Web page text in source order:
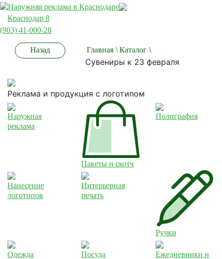
Краснодар 8
(903) 41-000-28
Назад Главная \Каталог \
Сувениры к 23 февраля
Реклама и продукция с логотипом
Наружная
реклама
Пакеты и скотч
Полиграфия
Нанесение
логотипов
Интерьерная
печать
Ручки
Одежда Посуда
Ежедневники и